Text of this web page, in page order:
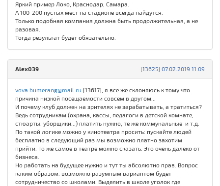
Яркий пример Локо, Краснодар, Самара.
А 100-200 пустых мест на стадионе всегда найдутся.
Только подобная компания должна быть продолжительная, а не
разовая.
Тогда результат будет обязательно.
[13625] 07.02.2019 11:09
Alex039
vova.bumerang@mail.ru [13617], я все же склоняюсь к тому что
причина низкой посещаемости совсем в другом...
И почему клуб должен на зрителях не зарабатывать, а тратиться?
Ведь сотрудникам (охрана, кассы, педагоги в детской комнате,
стюарты, уборщики...) платить нужно, те же коммунальные и т.д.
По такой логике можно у кинотеатра просить: пускайте людей
бесплатно в следующий раз мы возможно платно захотим
прийти. То же самое в театре можно сказать. Это очень далеко от
бизнеса.
Но работать на будущее нужно и тут ты абсолютно прав. Вопрос
каким образом. возможно разумным вариантом будет
сотрудничество со школами. Выделить в школе уголок где